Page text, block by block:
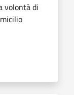
volontà di